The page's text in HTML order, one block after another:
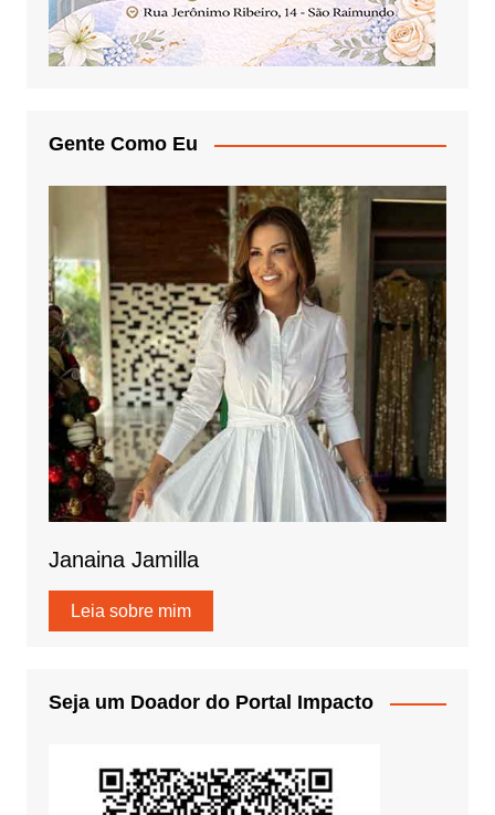
Gente Como Eu
Janaina Jamilla
Leia sobre mim
Seja um Doador do Portal Impacto